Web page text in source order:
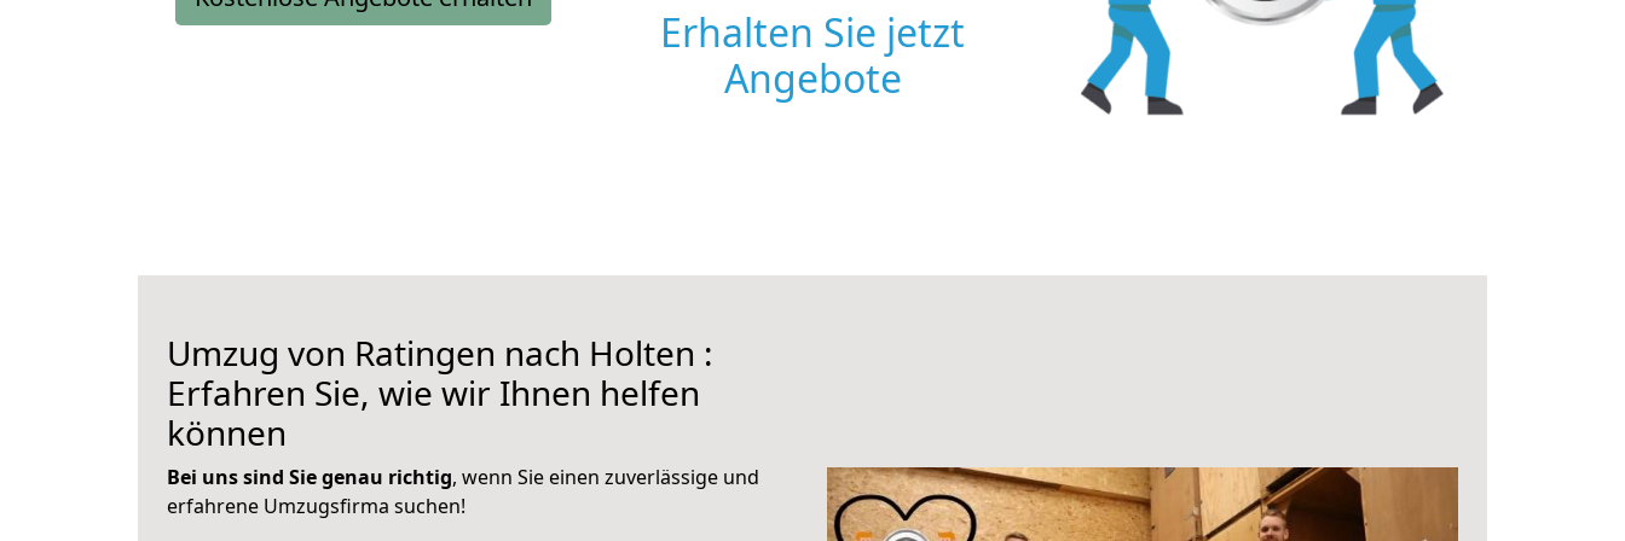
Erhalten Sie jetzt
Angebote
Umzug von Ratingen nach Holten :
Erfahren Sie, wie wir Ihnen helfen
können
Bei uns sind Sie genau richtig, wenn Sie einen zuverlässige und
erfahrene Umzugsfirma suchen!